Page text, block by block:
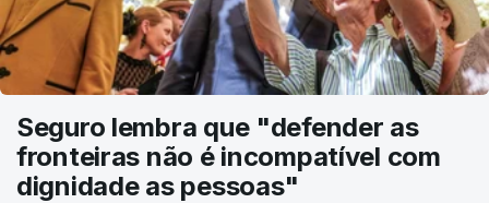
Seguro lembra que "defender as
fronteiras não é incompatível com
dignidade as pessoas"